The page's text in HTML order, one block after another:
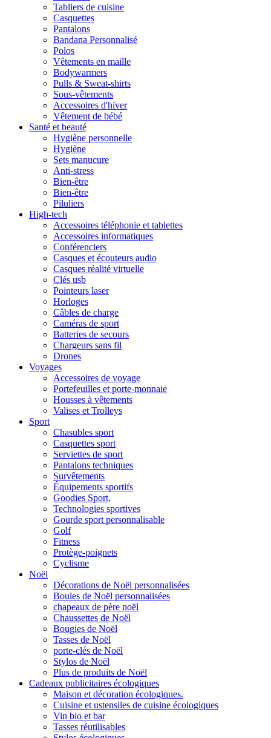
Tabliers de cuisine
Casquettes
Pantalons
Bandana Personnalisé
Polos
Vêtements en maille
Bodywarmers
Pulls & Sweat-shirts
Sous-vêtements
Accessoires d'hiver
Vêtement de bébé
Santé et beauté
Hygiène personnelle
Hygiène
Sets manucure
Anti-stress
Bien-être
Bien-être
Piluliers
High-tech
Accessoires téléphonie et tablettes
Accessoires informatiques
Conférenciers
Casques et écouteurs audio
Casques réalité virtuelle
Clés usb
Pointeurs laser
Horloges
Câbles de charge
Caméras de sport
Batteries de secours
Chargeurs sans fil
Drones
Voyages
Accessoires de voyage
Portefeuilles et porte-monnaie
Housses à vêtements
Valises et Trolleys
Sport
Chasubles sport
Casquettes sport
Serviettes de sport
Pantalons techniques
Survêtements
Équipements sportifs
Goodies Sport,
Technologies sportives
Gourde sport personnalisable
Golf
Fitness
Protège-poignets
Cyclisme
Noël
Décorations de Noël personnalisées
Boules de Noël personnalisées
chapeaux de père noël
Chaussettes de Noël
Bougies de Noël
Tasses de Noël
porte-clés de Noël
Stylos de Noël
Plus de produits de Noël
Cadeaux publicitaires écologiques
Maison et décoration écologiques.
Cuisine et ustensiles de cuisine écologiques
Vin bio et bar
Tasses réutilisables